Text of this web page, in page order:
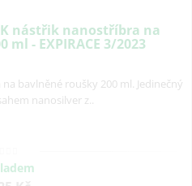
nástřik nanostříbra na
- EXPIRACE 3/2023
bavlněné roušky 200 ml. Jedinečný
nanosilver z..